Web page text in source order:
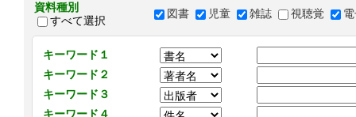
資料種別
すべて選択
図書 児童 雑誌 視聴覚
キーワード１
キーワード２
キーワード３
キーワード４